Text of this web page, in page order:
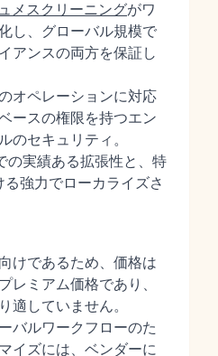
メスクリーニングがワ
し、グローバル規模で
アンスの両方を保証し
オペレーションに対応
ースの権限を持つエン
のセキュリティ。
の実績ある拡張性と、特
る強力でローカライズさ
けであるため、価格は
レミアム価格であり、
適していません。
バルワークフローのた
イズには、ベンダーに